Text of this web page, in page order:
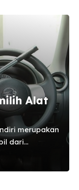
Alat
merupakan
dari